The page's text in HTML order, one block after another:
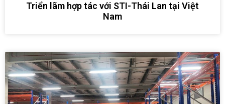
Triển lãm hợp tác với STI-Thái Lan tại Việt
Nam